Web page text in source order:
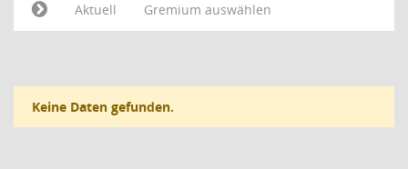
Aktuell
Gremium auswählen
Keine Daten gefunden.